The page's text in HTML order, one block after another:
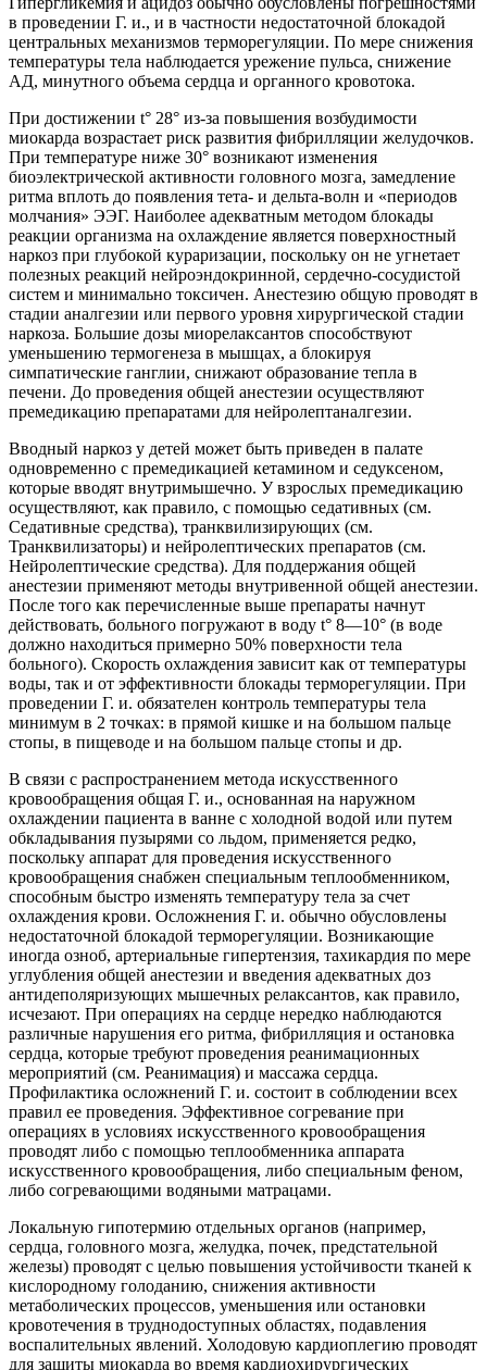
в проведении Г. и., и в частности недостаточной блокадой
центральных механизмов терморегуляции. По мере снижения
температуры тела наблюдается урежение пульса, снижение
АД, минутного объема сердца и органного кровотока.
При достижении t° 28° из-за повышения возбудимости
миокарда возрастает риск развития фибрилляции желудочков.
При температуре ниже 30° возникают изменения
биоэлектрической активности головного мозга, замедление
ритма вплоть до появления тета- и дельта-волн и «периодов
молчания» ЭЭГ. Наиболее адекватным методом блокады
реакции организма на охлаждение является поверхностный
наркоз при глубокой кураризации, поскольку он не угнетает
полезных реакций нейроэндокринной, сердечно-сосудистой
систем и минимально токсичен. Анестезию общую проводят в
стадии аналгезии или первого уровня хирургической стадии
наркоза. Большие дозы миорелаксантов способствуют
уменьшению термогенеза в мышцах, а блокируя
симпатические ганглии, снижают образование тепла в
печени. До проведения общей анестезии осуществляют
премедикацию препаратами для нейролептаналгезии.
Вводный наркоз у детей может быть приведен в палате
одновременно с премедикацией кетамином и седуксеном,
которые вводят внутримышечно. У взрослых премедикацию
осуществляют, как правило, с помощью седативных (см.
Седативные средства), транквилизирующих (см.
Транквилизаторы) и нейролептических препаратов (см.
Нейролептические средства). Для поддержания общей
анестезии применяют методы внутривенной общей анестезии.
После того как перечисленные выше препараты начнут
действовать, больного погружают в воду t° 8—10° (в воде
должно находиться примерно 50% поверхности тела
больного). Скорость охлаждения зависит как от температуры
воды, так и от эффективности блокады терморегуляции. При
проведении Г. и. обязателен контроль температуры тела
минимум в 2 точках: в прямой кишке и на большом пальце
стопы, в пищеводе и на большом пальце стопы и др.
В связи с распространением метода искусственного
кровообращения общая Г. и., основанная на наружном
охлаждении пациента в ванне с холодной водой или путем
обкладывания пузырями со льдом, применяется редко,
поскольку аппарат для проведения искусственного
кровообращения снабжен специальным теплообменником,
способным быстро изменять температуру тела за счет
охлаждения крови. Осложнения Г. и. обычно обусловлены
недостаточной блокадой терморегуляции. Возникающие
иногда озноб, артериальные гипертензия, тахикардия по мере
углубления общей анестезии и введения адекватных доз
антидеполяризующих мышечных релаксантов, как правило,
исчезают. При операциях на сердце нередко наблюдаются
различные нарушения его ритма, фибрилляция и остановка
сердца, которые требуют проведения реанимационных
мероприятий (см. Реанимация) и массажа сердца.
Профилактика осложнений Г. и. состоит в соблюдении всех
правил ее проведения. Эффективное согревание при
операциях в условиях искусственного кровообращения
проводят либо с помощью теплообменника аппарата
искусственного кровообращения, либо специальным феном,
либо согревающими водяными матрацами.
Локальную гипотермию отдельных органов (например,
сердца, головного мозга, желудка, почек, предстательной
железы) проводят с целью повышения устойчивости тканей к
кислородному голоданию, снижения активности
метаболических процессов, уменьшения или остановки
кровотечения в труднодоступных областях, подавления
воспалительных явлений. Холодовую кардиоплегию проводят
для защиты миокарда во время кардиохирургических